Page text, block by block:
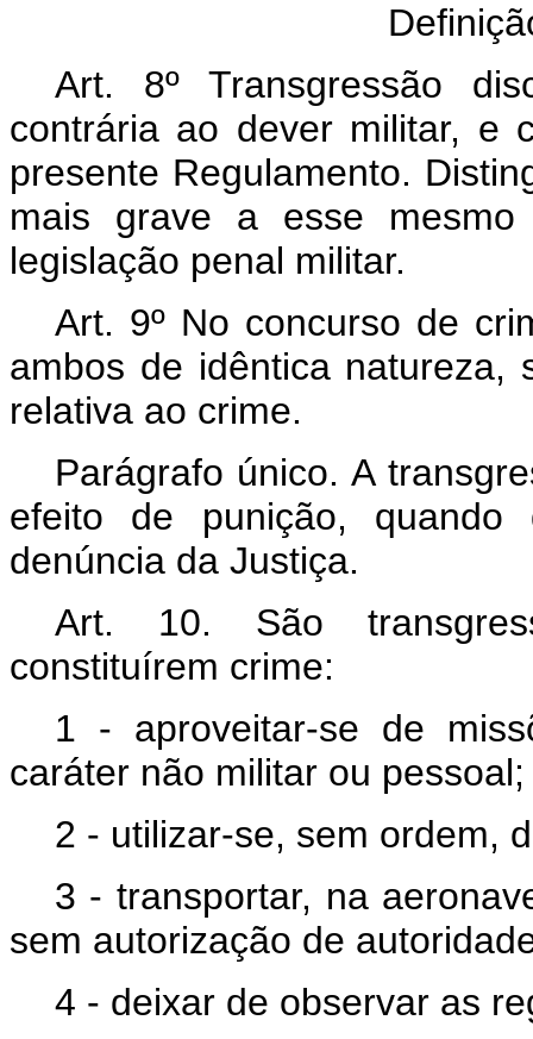
Art. 8º Transgressão
contrária ao dever militar, e
presente Regulamento.
mais grave a esse
legislação penal militar.
Art. 9º No concurso de
ambos de idêntica natureza,
relativa ao crime.
Parágrafo único. A
efeito de punição,
denúncia da Justiça.
Art. 10. São
constituírem crime:
1 - aproveitar-se de
caráter não militar ou pessoal;
2 - utilizar-se, sem ordem,
3 - transportar, na
sem autorização de
4 - deixar de observar as